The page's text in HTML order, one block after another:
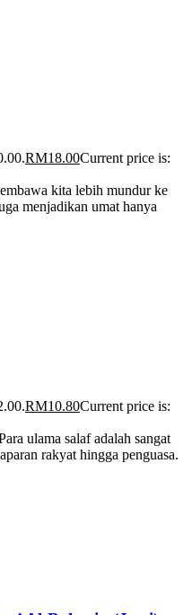
RM18.00Current price is:
kita lebih mundur ke
menjadikan umat hanya
RM10.80Current price is:
ulama salaf adalah sangat
rakyat hingga penguasa.